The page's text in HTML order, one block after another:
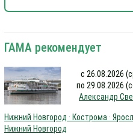
ГАМА рекомендует
с 26.08.2026
по 29.08.2026
Александр
Нижний Новгород · Кострома ·
Нижний Новгород